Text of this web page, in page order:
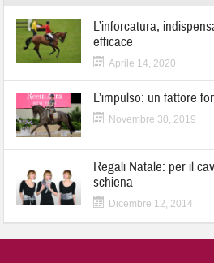
L’inforcatura,
efficace
Aprile 14, 2020
L’impulso: un fattore
Novembre 30, 2019
Regali Natale: per il
schiena
Dicembre 12, 2014